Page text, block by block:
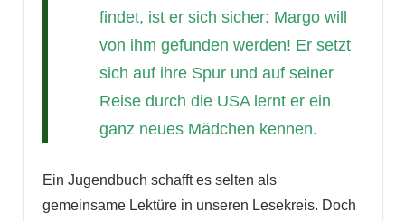
findet, ist er sich sicher: Margo will
von ihm gefunden werden! Er setzt
sich auf ihre Spur und auf seiner
Reise durch die USA lernt er ein
ganz neues Mädchen kennen.
Ein Jugendbuch schafft es selten als
gemeinsame Lektüre in unseren Lesekreis. Doch